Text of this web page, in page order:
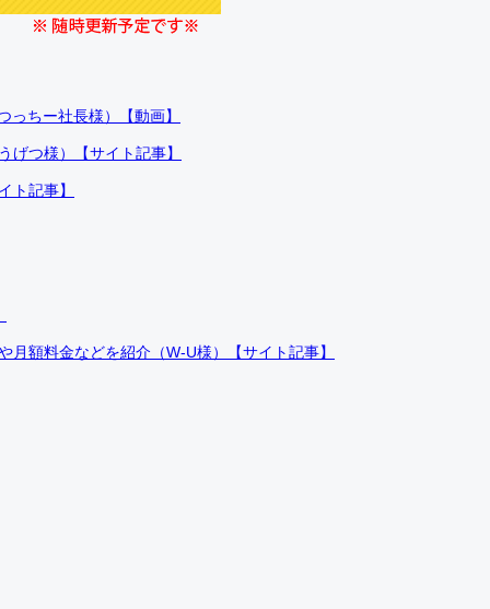
ちー社長様）【動画】
げつ様）【サイト記事】
ト記事】
額料金などを紹介（W-U様）【サイト記事】